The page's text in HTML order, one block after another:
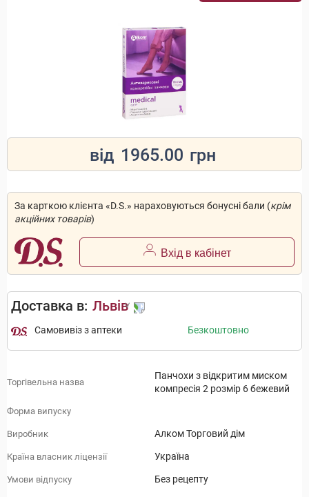
від 1965.00 грн
За карткою клієнта «D.S.» нараховуються бонусні бали (крім
акційних товарів)
Вхід в кабінет
Доставка в: Львів
Самовивіз з аптеки Безкоштовно
Торгівельна назва
Панчохи з відкритим миском
компресія 2 розмір 6 бежевий
Форма випуску
Виробник Алком Торговий дім
Країна власник ліцензії Україна
Умови відпуску Без рецепту